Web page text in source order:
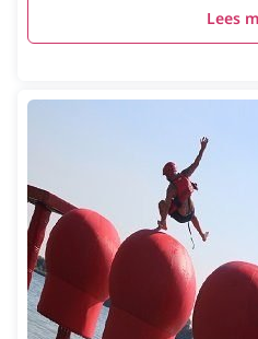
Lees